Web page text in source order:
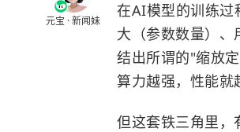
元宝 · 新闻妹
在AI模型的训练过
大（参数数量）
结出所谓的"缩放
算力越强，性能就
但这套铁三角里，